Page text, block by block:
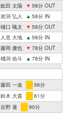
鯰田 太陽 ▼ 58分 OUT
岩渕 弘人 ▲ 58分 IN
樋口 颯太 ▼ 58分 OUT
人見 大地 ▲ 58分 IN
藤岡 優也 ▼ 78分 OUT
橿渕 佑斗 ▲ 78分 IN
藤田 一途
56分
鈴木 大貴
61分
吉野 蓮 90分